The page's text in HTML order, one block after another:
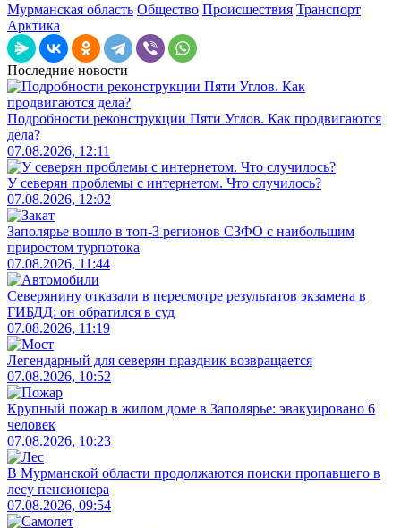
Мурманская область Общество Происшествия Транспорт
Арктика
Последние новости
Подробности реконструкции Пяти Углов. Как продвигаются
дела?
07.08.2026, 12:11
У северян проблемы с интернетом. Что случилось?
07.08.2026, 12:02
Заполярье вошло в топ-3 регионов СЗФО с наибольшим
приростом турпотока
07.08.2026, 11:44
Северянину отказали в пересмотре результатов экзамена в
ГИБДД: он обратился в суд
07.08.2026, 11:19
Легендарный для северян праздник возвращается
07.08.2026, 10:52
Крупный пожар в жилом доме в Заполярье: эвакуировано 6
человек
07.08.2026, 10:23
В Мурманской области продолжаются поиски пропавшего в
лесу пенсионера
07.08.2026, 09:54